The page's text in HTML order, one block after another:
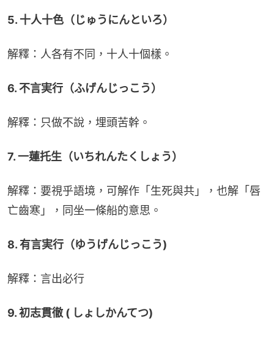
5. 十人十色（じゅうにんといろ）
解釋：人各有不同，十人十個樣。
6. 不言実行（ふげんじっこう）
解釋：只做不說，埋頭苦幹。
7. 一蓮托生（いちれんたくしょう）
解釋：要視乎語境，可解作「生死與共」，也解「唇
亡齒寒」，同坐一條船的意思。
8. 有言実行（ゆうげんじっこう)
解釋：言出必行
9. 初志貫徹 ( しょしかんてつ)